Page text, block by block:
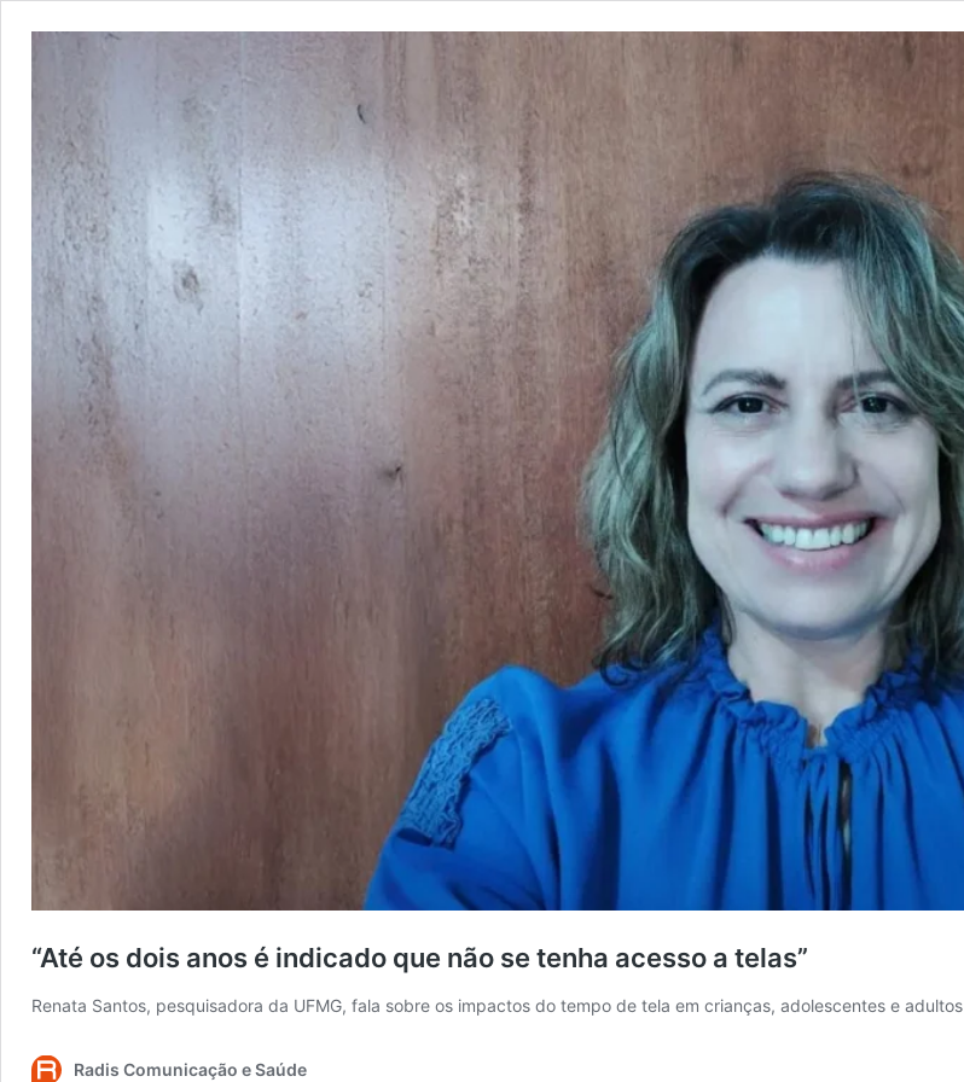
“Até os dois anos é indicado que não se tenha acesso a telas”
Renata Santos, pesquisadora da UFMG, fala sobre os impactos do tempo de tela em crianças, adolescentes e adultos
Radis Comunicação e Saúde